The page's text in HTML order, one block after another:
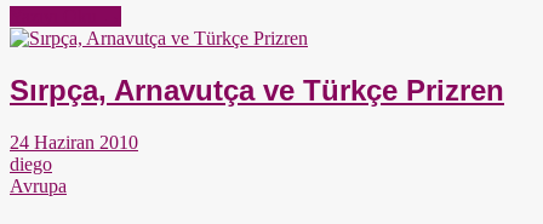
Sırpça, Arnavutça ve Türkçe Prizren
24 Haziran 2010
diego
Avrupa